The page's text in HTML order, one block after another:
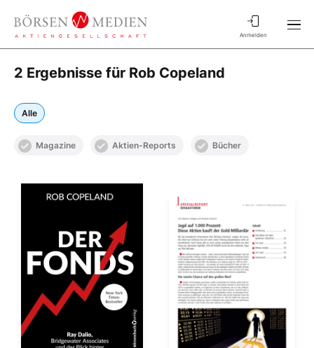
Anmelden
2 Ergebnisse für Rob Copeland
Alle
Magazine Aktien-Reports Bücher